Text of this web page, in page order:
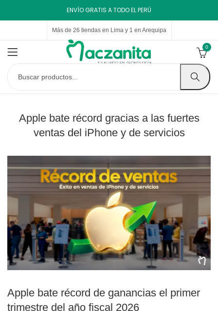
ENVÍO GRATIS A TODO EL PERÚ
Más de 26 tiendas en Lima y 1 en Arequipa
0
Apple bate récord gracias a las fuertes
ventas del iPhone y de servicios
Apple bate récord de ganancias el primer
trimestre del año fiscal 2026